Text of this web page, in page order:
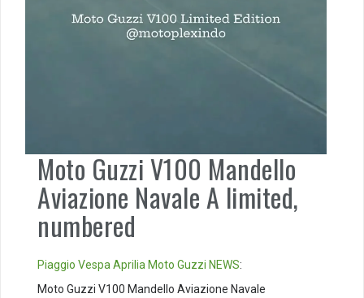
Moto Guzzi V100 Mandello
Aviazione Navale A limited,
numbered
Piaggio VespaAprilia Moto Guzzi NEWS:
Moto Guzzi V100 Mandello Aviazione Navale